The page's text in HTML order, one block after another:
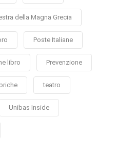
della Magna Grecia
Poste Italiane
libro Prevenzione
teatro
Unibas Inside